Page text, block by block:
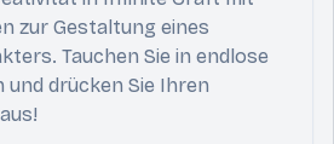
zur Gestaltung eines
Tauchen Sie in endlose
und drücken Sie Ihren